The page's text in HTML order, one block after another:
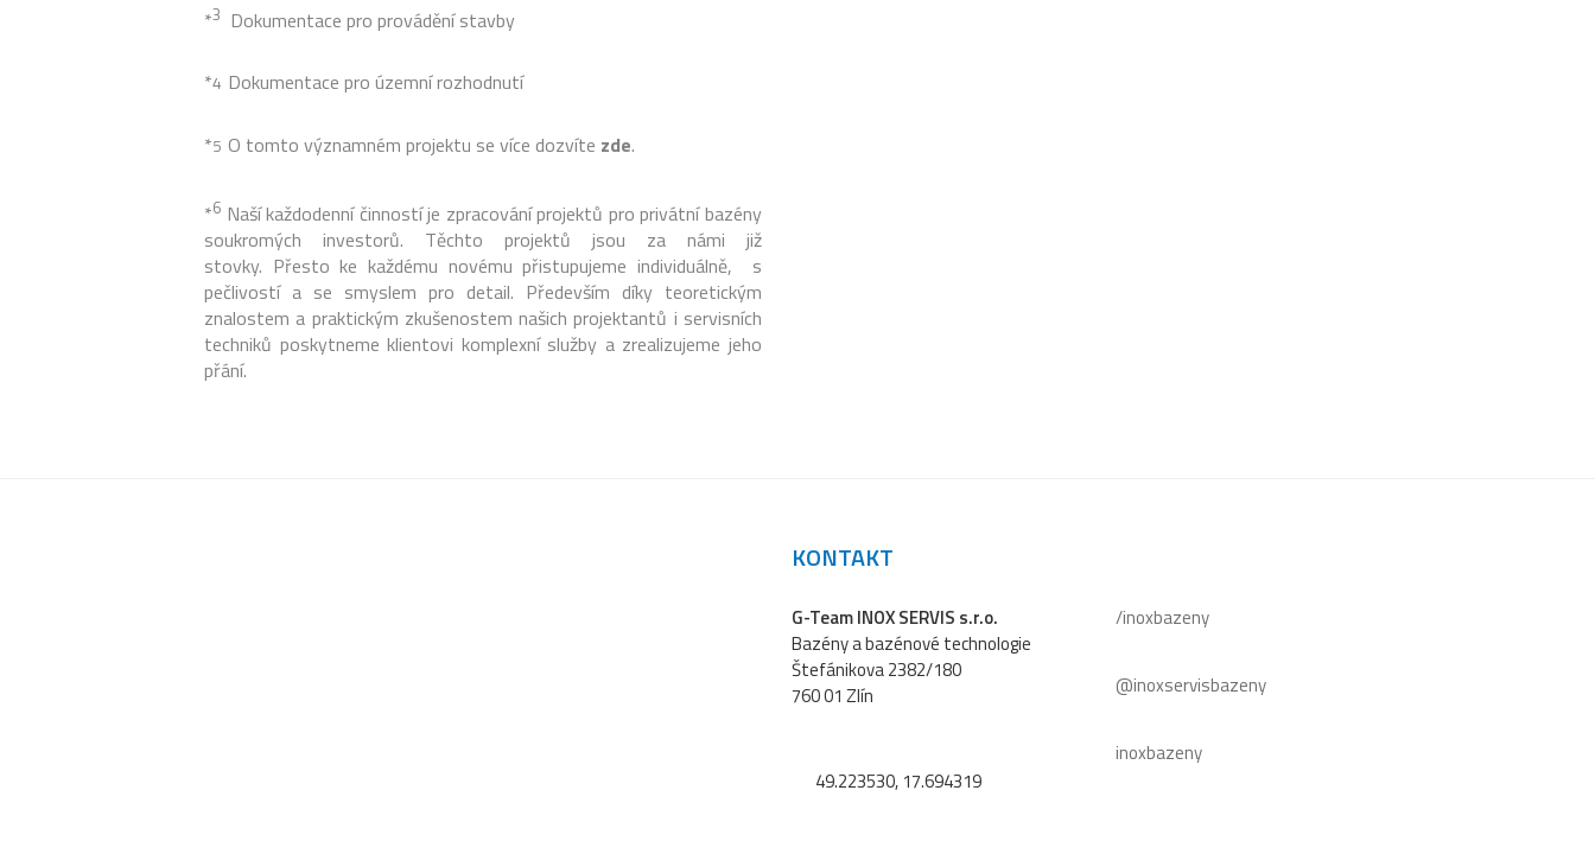
*3 Dokumentace pro provádění stavby
*4 Dokumentace pro územní rozhodnutí
*5 O tomto významném projektu se více dozvíte zde.
*6 Naší každodenní činností je zpracování projektů pro privátní bazény
soukromých investorů. Těchto projektů jsou za námi již
stovky. Přesto ke každému novému přistupujeme individuálně, s
pečlivostí a se smyslem pro detail. Především díky teoretickým
znalostem a praktickým zkušenostem našich projektantů i servisních
techniků poskytneme klientovi komplexní služby a zrealizujeme jeho
přání.
KONTAKT
G-Team INOX SERVIS s.r.o.
Bazény a bazénové technologie
Štefánikova 2382/180
760 01 Zlín
49.223530, 17.694319
/inoxbazeny
@inoxservisbazeny
inoxbazeny